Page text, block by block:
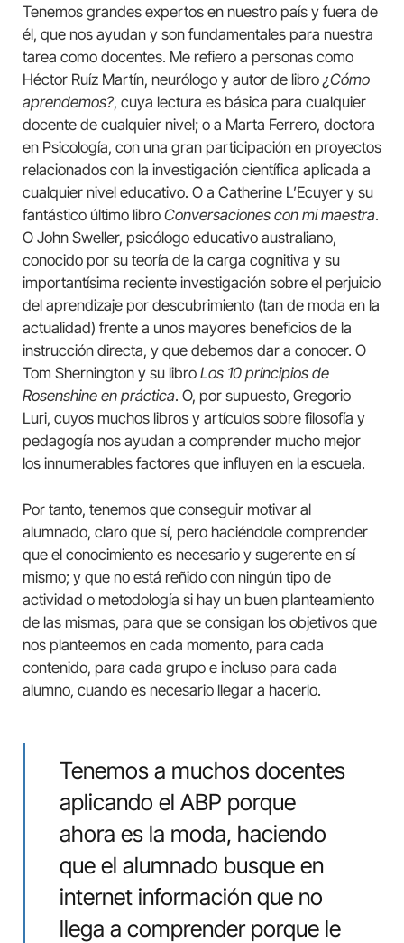
Tenemos grandes expertos en nuestro país y fuera de
él, que nos ayudan y son fundamentales para nuestra
tarea como docentes. Me refiero a personas como
Héctor Ruíz Martín, neurólogo y autor de libro¿Cómo
aprendemos?, cuya lectura es básica para cualquier
docente de cualquier nivel; o a Marta Ferrero, doctora
en Psicología, con una gran participación en proyectos
relacionados con la investigación científica aplicada a
cualquier nivel educativo. O a Catherine L’Ecuyer y su
fantástico último libro Conversaciones con mi maestra.
O John Sweller, psicólogo educativo australiano,
conocido por su teoría de la carga cognitiva y su
importantísima reciente investigación sobre el perjuicio
del aprendizaje por descubrimiento (tan de moda en la
actualidad) frente a unos mayores beneficios de la
instrucción directa, y que debemos dar a conocer. O
Tom Shernington y su libro Los 10 principios de
Rosenshine en práctica. O, por supuesto, Gregorio
Luri, cuyos muchos libros y artículos sobre filosofía y
pedagogía nos ayudan a comprender mucho mejor
los innumerables factores que influyen en la escuela.
Por tanto, tenemos que conseguir motivar al
alumnado, claro que sí, pero haciéndole comprender
que el conocimiento es necesario y sugerente en sí
mismo; y que no está reñido con ningún tipo de
actividad o metodología si hay un buen planteamiento
de las mismas, para que se consigan los objetivos que
nos planteemos en cada momento, para cada
contenido, para cada grupo e incluso para cada
alumno, cuando es necesario llegar a hacerlo.
Tenemos a muchos docentes
aplicando el ABP porque
ahora es la moda, haciendo
que el alumnado busque en
internet información que no
llega a comprender porque le